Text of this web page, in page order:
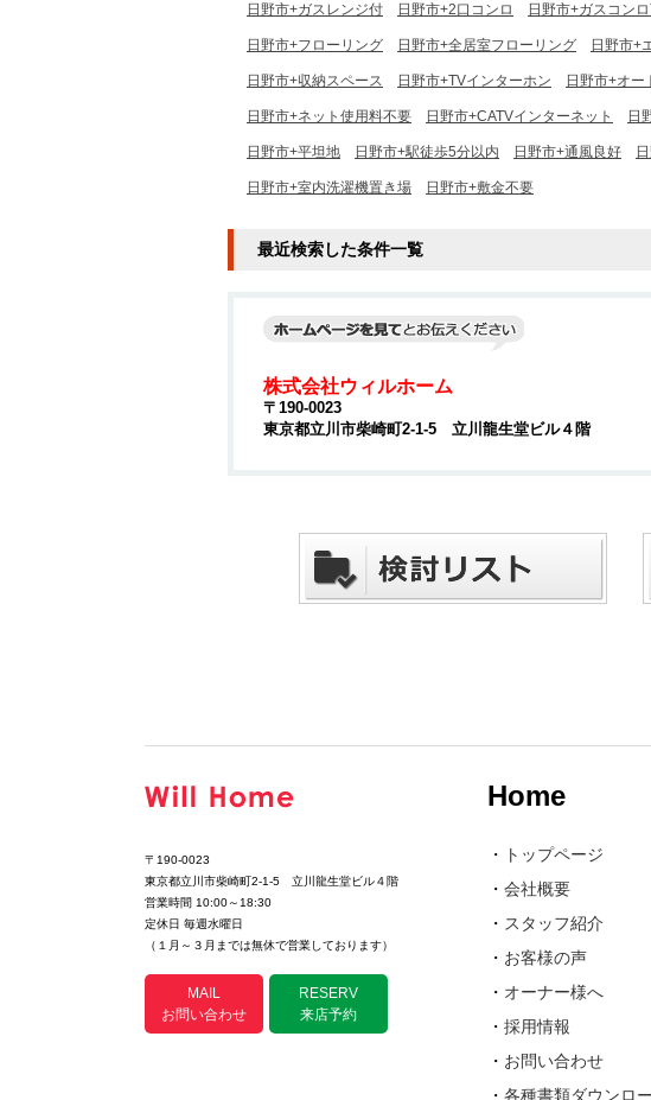
日野市+ガスレンジ付 日野市+2口コンロ 日野市+ガスコン
日野市+フローリング 日野市+全居室フローリング 日野市+
日野市+収納スペース 日野市+TVインターホン 日野市+オー
日野市+ネット使用料不要 日野市+CATVインターネット 日
日野市+平坦地 日野市+駅徒歩5分以内 日野市+通風良好
日野市+室内洗濯機置き場 日野市+敷金不要
最近検索した条件一覧
株式会社ウィルホーム
〒190-0023
東京都立川市柴崎町2-1-5 立川龍生堂ビル４階
〒190-0023
東京都立川市柴崎町2-1-5 立川龍生堂ビル４階
営業時間 10:00～18:30
定休日 毎週水曜日
（１月～３月までは無休で営業しております）
MAIL
お問い合わせ
RESERV
来店予約
Home
・
トップページ
・ 会社概要
・ スタッフ紹介
・ お客様の声
・ オーナー様へ
・ 採用情報
・ お問い合わせ
・ 各種書類ダウンロ